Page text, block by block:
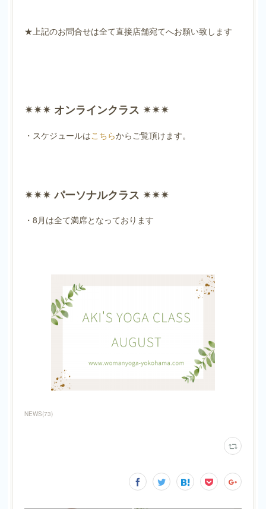
★上記のお問合せは全て直接店舗宛てへお願い致します
✴︎✴︎✴︎ オンラインクラス ✴︎✴︎✴︎
・スケジュールはこちらからご覧頂けます。
✴︎✴︎✴︎ パーソナルクラス ✴︎✴︎✴︎
・8月は全て満席となっております
NEWS(73)